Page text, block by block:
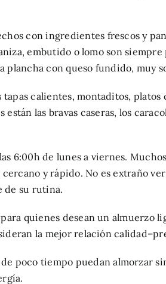
con ingredientes frescos y
embutido o lomo son
plancha con queso fundido, muy
calientes, montaditos, platos
las bravas caseras, los
6:00h de lunes a viernes.
y rápido. No es extraño
de su rutina.
quienes desean un
la mejor relación
poco tiempo puedan almorzar